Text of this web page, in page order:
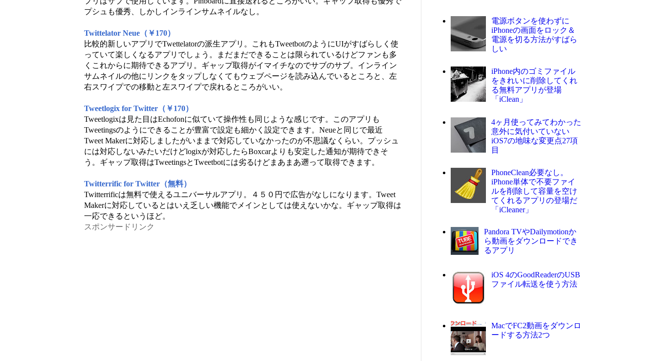
プシュも優秀、しかしインラインサムネイルなし。
Twittelator Neue（￥170）
比較的新しいアプリでTwettelatorの派生アプリ。これもTweetbotのようにUIがすばらしく使
っていて楽しくなるアプリでしょう。まだまだできることは限られているけどファンも多
くこれからに期待できるアプリ。ギャップ取得がイマイチなのでサブのサブ。インライン
サムネイルの他にリンクをタップしなくてもウェブページを読み込んでいるところと、左
右スワイプでの移動と左スワイプで戻れるところがいい。
Tweetlogix for Twitter（￥170）
Tweetlogixは見た目はEchofonに似ていて操作性も同じような感じです。このアプリも
Tweetingsのようにできることが豊富で設定も細かく設定できます。Neueと同じで最近
Tweet Makerに対応しましたがいままで対応していなかったのが不思議なくらい。プッシュ
には対応しないみたいだけどlogixが対応したらBoxcarよりも安定した通知が期待できそ
う。ギャップ取得はTweetingsとTweetbotには劣るけどまあまあ遡って取得できます。
Twitterrific for Twitter（無料）
Twitterrificは無料で使えるユニバーサルアプリ。４５０円で広告がなしになります。Tweet
Makerに対応しているとはいえ乏しい機能でメインとしては使えないかな。ギャップ取得は
一応できるというほど。
スポンサードリンク
電源ボタンを使わずに
iPhoneの画面をロック＆
電源を切る方法がすばら
しい
iPhone内のゴミファイル
をきれいに削除してくれ
る無料アプリが登場
「iClean」
4ヶ月使ってみてわかった
意外に気付いていない
iOS7の地味な変更点27項
目
PhoneClean必要なし。
iPhone単体で不要ファイ
ルを削除して容量を空け
てくれるアプリの登場だ
「iCleaner」
Pandora TVやDailymotionか
ら動画をダウンロードでき
るアプリ
iOS 4のGoodReaderのUSB
ファイル転送を使う方法
MacでFC2動画をダウンロ
ードする方法2つ